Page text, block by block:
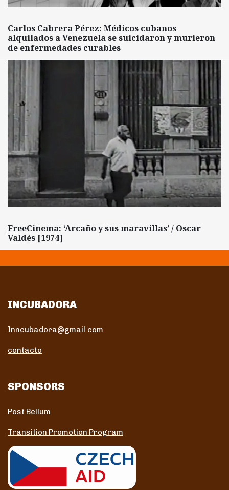
Carlos Cabrera Pérez: Médicos cubanos
alquilados a Venezuela se suicidaron y murieron
de enfermedades curables
FreeCinema: ‘Arcaño y sus maravillas’ / Oscar
Valdés [1974]
INCUBADORA
Inncubadora@gmail.com
contacto
SPONSORS
Post Bellum
Transition Promotion Program